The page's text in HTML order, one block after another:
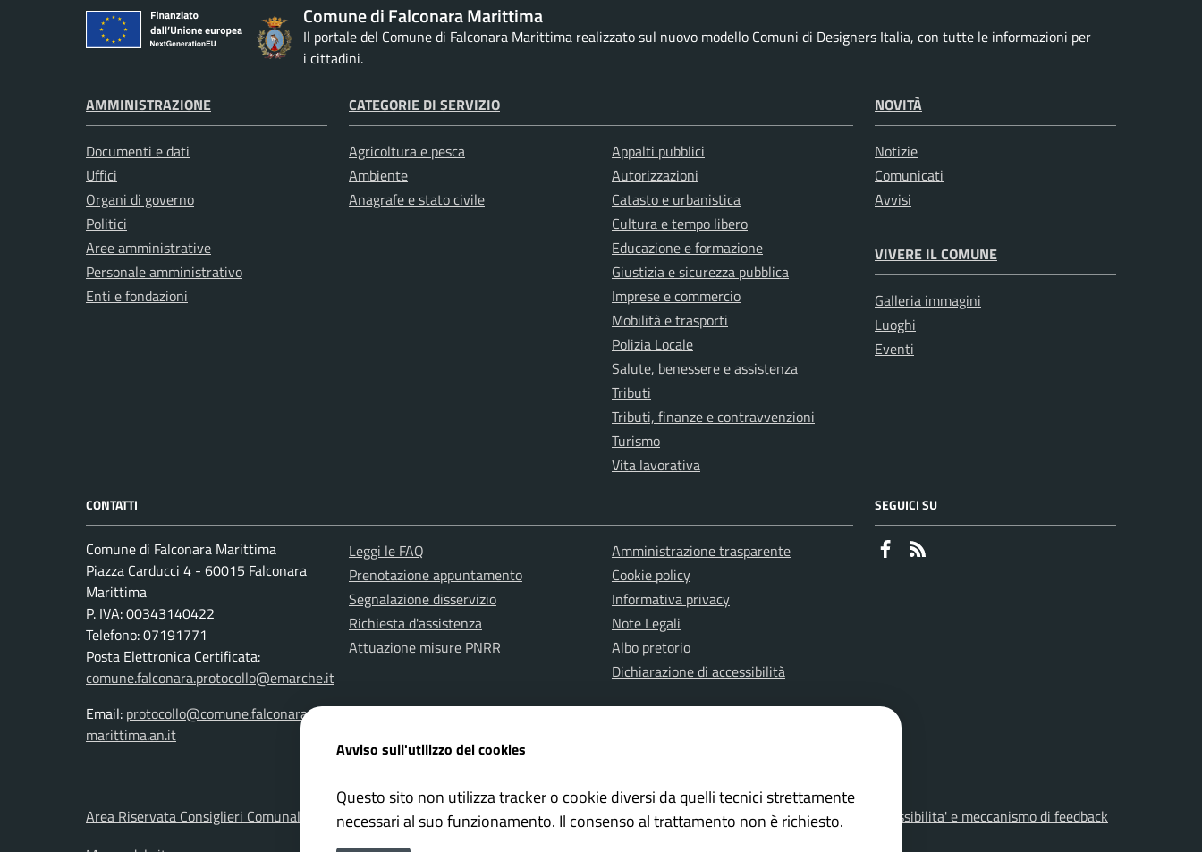
Comune di Falconara Marittima
Il portale del Comune di Falconara Marittima realizzato sul nuovo modello Comuni di Designers Italia, con tutte le informazioni per
i cittadini.
AMMINISTRAZIONE
Documenti e dati
Uffici
Organi di governo
Politici
Aree amministrative
Personale amministrativo
Enti e fondazioni
CATEGORIE DI SERVIZIO
Agricoltura e pesca
Ambiente
Anagrafe e stato civile
Appalti pubblici
Autorizzazioni
Catasto e urbanistica
Cultura e tempo libero
Educazione e formazione
Giustizia e sicurezza pubblica
Imprese e commercio
Mobilità e trasporti
Polizia Locale
Salute, benessere e assistenza
Tributi
Tributi, finanze e contravvenzioni
Turismo
Vita lavorativa
NOVITÀ
Notizie
Comunicati
Avvisi
VIVERE IL COMUNE
Galleria immagini
Luoghi
Eventi
CONTATTI
Comune di Falconara Marittima
Piazza Carducci 4 - 60015 Falconara
Marittima
P. IVA: 00343140422
Telefono: 07191771
Posta Elettronica Certificata:
comune.falconara.protocollo@emarche.it
Email: protocollo@comune.falconara-
marittima.an.it
Leggi le FAQ
Prenotazione appuntamento
Segnalazione disservizio
Richiesta d'assistenza
Attuazione misure PNRR
Amministrazione trasparente
Cookie policy
Informativa privacy
Note Legali
Albo pretorio
Dichiarazione di accessibilità
SEGUICI SU
Faceboook
Area Riservata Consiglieri Comunali Area Riservata Polizia Locale Whistleblowing – Segnalazioni illeciti
Accessibilita' e meccanismo di feedback
Avviso sull'utilizzo dei cookies
Questo sito non utilizza tracker o cookie diversi da quelli tecnici strettamente
necessari al suo funzionamento. Il consenso al trattamento non è richiesto.